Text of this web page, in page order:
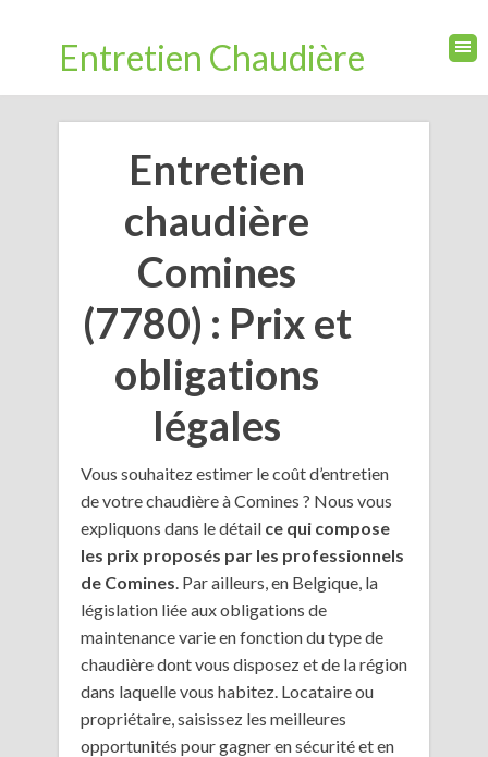
Entretien Chaudière
Entretien
chaudière
Comines
(7780) : Prix et
obligations
légales
Vous souhaitez estimer le coût d’entretien
de votre chaudière à Comines ? Nous vous
expliquons dans le détail ce qui compose
les prix proposés par les professionnels
de Comines. Par ailleurs, en Belgique, la
législation liée aux obligations de
maintenance varie en fonction du type de
chaudière dont vous disposez et de la région
dans laquelle vous habitez. Locataire ou
propriétaire, saisissez les meilleures
opportunités pour gagner en sécurité et en